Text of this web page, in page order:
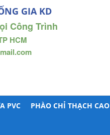
GIA KD
Công Trình
HCM
PVC PHÀO CHỈ THẠCH CAO